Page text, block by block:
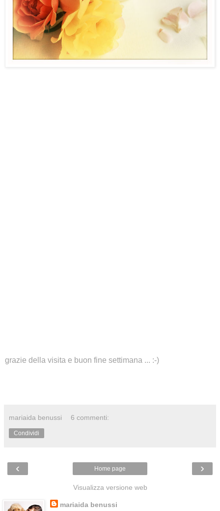
grazie della visita e buon fine settimana ... :-)
mariaida benussi 6 commenti:
Condividi
‹ ›
Home page
Visualizza versione web
mariaida benussi